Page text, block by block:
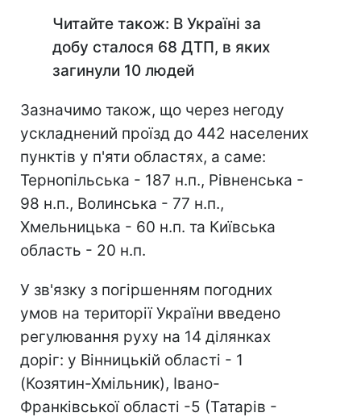
Читайте також: В Україні за
добу сталося 68 ДТП, в яких
загинули 10 людей
Зазначимо також, що через негоду
ускладнений проїзд до 442 населених
пунктів у п'яти областях, а саме:
Тернопільська - 187 н.п., Рівненська -
98 н.п., Волинська - 77 н.п.,
Хмельницька - 60 н.п. та Київська
область - 20 н.п.
У зв'язку з погіршенням погодних
умов на території України введено
регулювання руху на 14 ділянках
доріг: у Вінницькій області - 1
(Козятин-Хмільник), Івано-
Франківської області -5 (Татарів -